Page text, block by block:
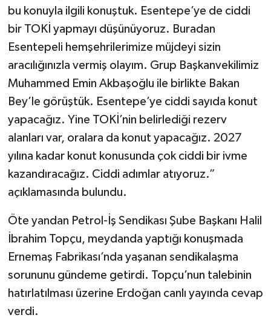
bu konuyla ilgili konuştuk. Esentepe’ye de ciddi
bir TOKİ yapmayı düşünüyoruz. Buradan
Esentepeli hemşehrilerimize müjdeyi sizin
aracılığınızla vermiş olayım. Grup Başkanvekilimiz
Muhammed Emin Akbaşoğlu ile birlikte Bakan
Bey’le görüştük. Esentepe’ye ciddi sayıda konut
yapacağız. Yine TOKİ’nin belirlediği rezerv
alanları var, oralara da konut yapacağız. 2027
yılına kadar konut konusunda çok ciddi bir ivme
kazandıracağız. Ciddi adımlar atıyoruz.”
açıklamasında bulundu.
Öte yandan Petrol-İş Sendikası Şube Başkanı Halil
İbrahim Topçu, meydanda yaptığı konuşmada
Ernemaş Fabrikası’nda yaşanan sendikalaşma
sorununu gündeme getirdi. Topçu’nun talebinin
hatırlatılması üzerine Erdoğan canlı yayında cevap
verdi.